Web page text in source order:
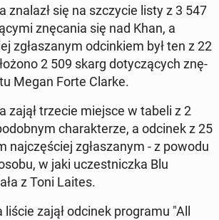
znalazł się na szczy­cie listy z 3 547
znę­ca­nia się nad Khan, a
zgła­sza­nym od­cin­kiem był ten z 22
2 509 skarg do­ty­czą­cych znę­
Megan Forte Clarke.
zajął trzecie miejsce w tabeli z 2
cha­rak­te­rze, a odcinek z 25
naj­czę­ściej zgła­sza­nym - z powodu
w jaki uczest­nicz­ka Blu
z Toni Laites.
zajął odcinek pro­gra­mu "All